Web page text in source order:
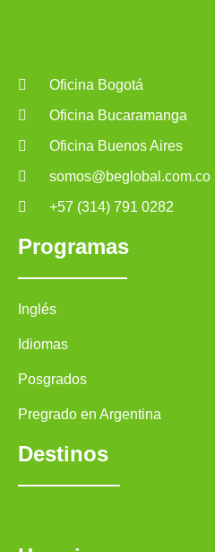
Oficina Bogotá
Oficina Bucaramanga
Oficina Buenos Aires
somos@beglobal.com.co
+57 (314) 791 0282
Programas
Inglés
Idiomas
Posgrados
Pregrado en Argentina
Destinos